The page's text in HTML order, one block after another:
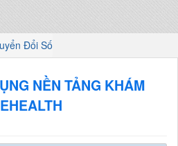
Đổi Số
NỀN TẢNG KHÁM